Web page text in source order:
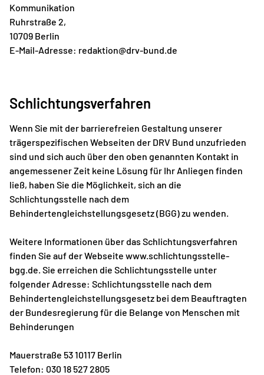
Kommunikation
Ruhrstraße 2,
10709 Berlin
E-Mail-Adresse: redaktion@drv-bund.de
Schlichtungsverfahren
Wenn Sie mit der barrierefreien Gestaltung unserer
trägerspezifischen Webseiten der DRV Bund unzufrieden
sind und sich auch über den oben genannten Kontakt in
angemessener Zeit keine Lösung für Ihr Anliegen finden
ließ, haben Sie die Möglichkeit, sich an die
Schlichtungsstelle nach dem
Behindertengleichstellungsgesetz (BGG) zu wenden.
Weitere Informationen über das Schlichtungsverfahren
finden Sie auf der Webseite www.schlichtungsstelle-
bgg.de. Sie erreichen die Schlichtungsstelle unter
folgender Adresse: Schlichtungsstelle nach dem
Behindertengleichstellungsgesetz bei dem Beauftragten
der Bundesregierung für die Belange von Menschen mit
Behinderungen
Mauerstraße 53 10117 Berlin
Telefon: 030 18 527 2805